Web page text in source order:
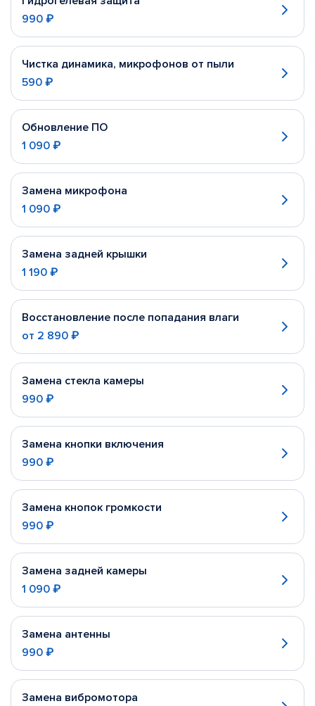
990 ₽
Чистка динамика, микрофонов от пыли
590 ₽
Обновление ПО
1 090 ₽
Замена микрофона
1 090 ₽
Замена задней крышки
1 190 ₽
Восстановление после попадания влаги
от 2 890 ₽
Замена стекла камеры
990 ₽
Замена кнопки включения
990 ₽
Замена кнопок громкости
990 ₽
Замена задней камеры
1 090 ₽
Замена антенны
990 ₽
Замена вибромотора